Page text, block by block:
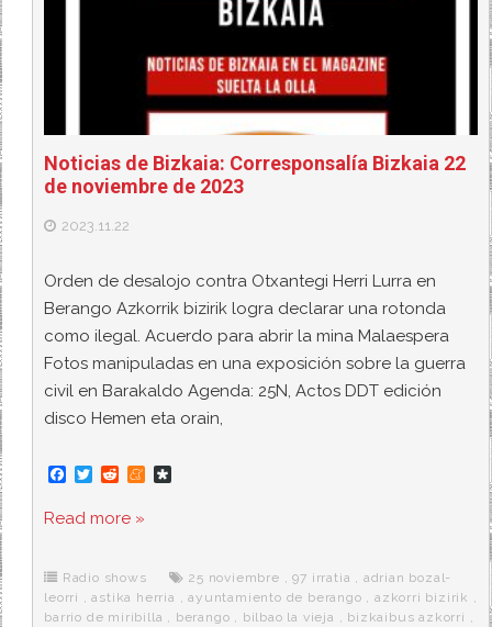
Noticias de Bizkaia: Corresponsalía Bizkaia 22
de noviembre de 2023
2023.11.22
Orden de desalojo contra Otxantegi Herri Lurra en
Berango Azkorrik bizirik logra declarar una rotonda
como ilegal. Acuerdo para abrir la mina Malaespera
Fotos manipuladas en una exposición sobre la guerra
civil en Barakaldo Agenda: 25N, Actos DDT edición
disco Hemen eta orain,
F
e
o
k
T
t
r
R
d
M
e
r
a
Read more »
Radio shows 25 noviembre ,97 irratia , adrian bozal-
leorri ,astika herria ,ayuntamiento de berango ,azkorri bizirik ,
barrio de miribilla , berango , bilbao la vieja , bizkaibus azkorri ,